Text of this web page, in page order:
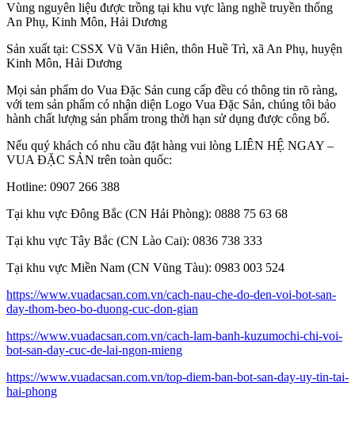
Vùng nguyên liệu được trồng tại khu vực làng nghề truyền thống
An Phụ, Kinh Môn, Hải Dương
Sản xuất tại: CSSX Vũ Văn Hiên, thôn Huề Trì, xã An Phụ, huyện
Kinh Môn, Hải Dương
Mọi sản phẩm do Vua Đặc Sản cung cấp đều có thông tin rõ ràng,
với tem sản phẩm có nhận diện Logo Vua Đặc Sản, chúng tôi bảo
hành chất lượng sản phẩm trong thời hạn sử dụng được công bố.
Nếu quý khách có nhu cầu đặt hàng vui lòng LIÊN HỆ NGAY –
VUA ĐẶC SẢN trên toàn quốc:
Hotline: 0907 266 388
Tại khu vực Đông Bắc (CN Hải Phòng): 0888 75 63 68
Tại khu vực Tây Bắc (CN Lào Cai): 0836 738 333
Tại khu vực Miền Nam (CN Vũng Tàu): 0983 003 524
https://www.vuadacsan.com.vn/cach-nau-che-do-den-voi-bot-san-
day-thom-beo-bo-duong-cuc-don-gian
https://www.vuadacsan.com.vn/cach-lam-banh-kuzumochi-chi-voi-
bot-san-day-cuc-de-lai-ngon-mieng
https://www.vuadacsan.com.vn/top-diem-ban-bot-san-day-uy-tin-tai-
hai-phong